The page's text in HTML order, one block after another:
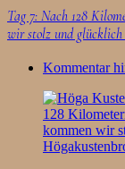
Tag 7: Nach 128
wir stolz und glücklich
Kommentar